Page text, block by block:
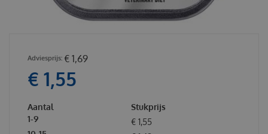
€ 1,69
€ 1,55
Aantal
Stukprijs
1-9
€ 1,55